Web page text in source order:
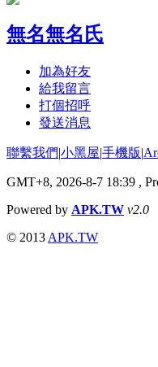
無名無名氏
加為好友
給我留言
打個招呼
發送消息
聯繫我們|小黑屋|手機版|
GMT+8, 2026-8-7 18:39 ,
Powered by APK.TW v2.0
© 2013 APK.TW